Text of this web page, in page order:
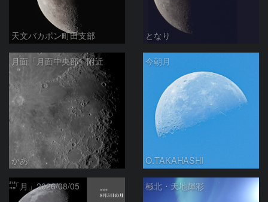
天文バカボン町田支部 となり
月面「月面中央部」附近
かあ
今朝月
O.TAKAHASHI
「月」2026/08/05 極北・天地輝彩